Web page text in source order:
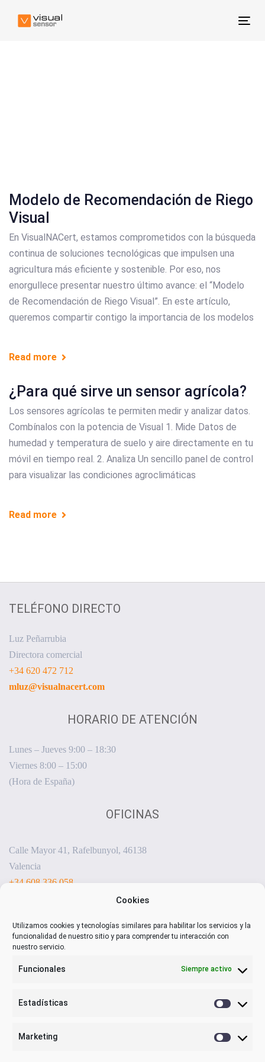
Cookies
Utilizamos cookies y tecnologías similares para habilitar los servicios y la
funcionalidad de nuestro sitio y para comprender tu interacción con
nuestro servicio.
Funcionales Siempre activo
Estadísticas
Marketing
Marketing
Modelo de Recomendación de Riego
Visual
En VisualNACert, estamos comprometidos con la búsqueda
continua de soluciones tecnológicas que impulsen una
agricultura más eficiente y sostenible. Por eso, nos
enorgullece presentar nuestro último avance: el “Modelo
de Recomendación de Riego Visual”. En este artículo,
queremos compartir contigo la importancia de los modelos
Read more
¿Para qué sirve un sensor agrícola?
Los sensores agrícolas te permiten medir y analizar datos.
Combínalos con la potencia de Visual 1. Mide Datos de
humedad y temperatura de suelo y aire directamente en tu
móvil en tiempo real. 2. Analiza Un sencillo panel de control
para visualizar las condiciones agroclimáticas
Read more
TELÉFONO DIRECTO
Luz Peñarrubia
Directora comercial
+34 620 472 712
mluz@visualnacert.com
HORARIO DE ATENCIÓN
Lunes – Jueves 9:00 – 18:30
Viernes 8:00 – 15:00
(Hora de España)
OFICINAS
Calle Mayor 41, Rafelbunyol, 46138
Valencia
+34 608 336 058
sensorizacion@visualnacert.com